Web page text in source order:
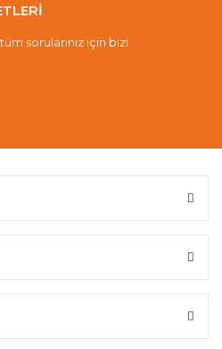
sorularınız için bizi